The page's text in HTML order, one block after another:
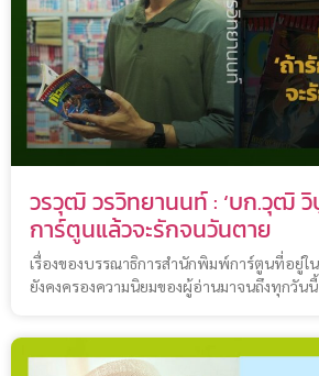
วรวุฒิ วรวิทยานนท์ : ‘บก.วุฒิ วิ
การ์ตูนแล้วจะรักจนวันตาย
เรื่องของบรรณาธิการสำนักพิมพ์การ์ตูนที่อยู่ใน
ยังคงครองความนิยมของผู้อ่านมาจนถึงทุกวันนี้